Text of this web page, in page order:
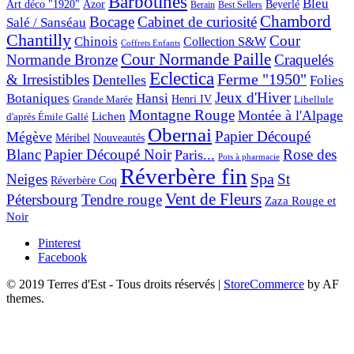
Art déco "1920" Azor Berain Best Sellers Beyerlé Bleu
Salé / Sanséau BocageCabinet de curiositéChambord
Chantilly Chinois Coffrets Enfants Collection S&W Cour
Normande BronzeCour Normande PailleCraquelés
& Irresistibles Dentelles EclecticaFerme "1950" Folies
Botaniques Grande Marée Hansi Henri IV Jeux d'Hiver Libellule
d'après Émile Gallé Lichen Montagne Rouge Montée à l'Alpage
Mégève Méribel Nouveautés ObernaiPapier Découpé
BlancPapier Découpé Noir Paris... Pots à pharmacie Rose des
Neiges Réverbère Coq Réverbère fin Spa St
Pétersbourg Tendre rougeVent de Fleurs Zaza Rouge et
Noir
Pinterest
Facebook
© 2019 Terres d'Est - Tous droits réservés
StoreCommerce by AF
themes.